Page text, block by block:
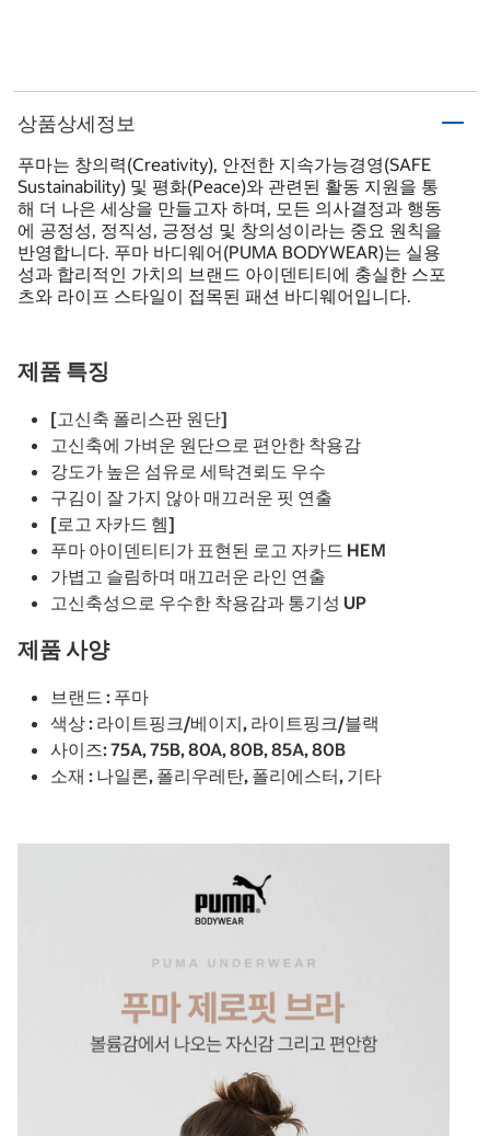
상품상세정보
푸마는 창의력(Creativity), 안전한 지속가능경영(SAFE
Sustainability) 및 평화(Peace)와 관련된 활동 지원을 통
해 더 나은 세상을 만들고자 하며, 모든 의사결정과 행동
에 공정성, 정직성, 긍정성 및 창의성이라는 중요 원칙을
반영합니다. 푸마 바디웨어(PUMA BODYWEAR)는 실용
성과 합리적인 가치의 브랜드 아이덴티티에 충실한 스포
츠와 라이프 스타일이 접목된 패션 바디웨어입니다.
제품 특징
[고신축 폴리스판 원단]
고신축에 가벼운 원단으로 편안한 착용감
강도가 높은 섬유로 세탁견뢰도 우수
구김이 잘 가지 않아 매끄러운 핏 연출
[로고 자카드 헴]
푸마 아이덴티티가 표현된 로고 자카드 HEM
가볍고 슬림하며 매끄러운 라인 연출
고신축성으로 우수한 착용감과 통기성 UP
제품 사양
브랜드 : 푸마
색상 : 라이트핑크/베이지, 라이트핑크/블랙
사이즈: 75A, 75B, 80A, 80B, 85A, 80B
소재 : 나일론, 폴리우레탄, 폴리에스터, 기타